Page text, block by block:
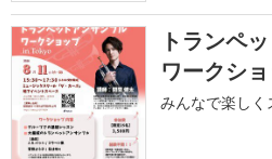
トランペ
ワークシ
みんなで楽しく